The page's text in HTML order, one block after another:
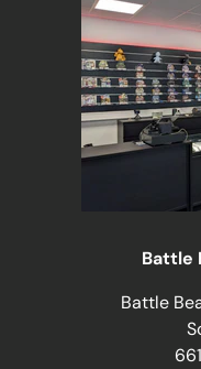
Battle
Battle